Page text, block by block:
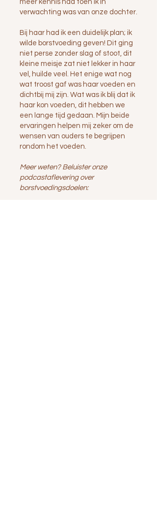
meer kennis had toen ik in
verwachting was van onze dochter.
Bij haar had ik een duidelijk plan; ik
wilde borstvoeding geven! Dit ging
niet perse zonder slag of stoot, dit
kleine meisje zat niet lekker in haar
vel, huilde veel. Het enige wat nog
wat troost gaf was haar voeden en
dichtbij mij zijn. Wat was ik blij dat ik
haar kon voeden, dit hebben we
een lange tijd gedaan. Mijn beide
ervaringen helpen mij zeker om de
wensen van ouders te begrijpen
rondom het voeden.
Meer weten? Beluister onze
podcastaflevering over
borstvoedingsdoelen: